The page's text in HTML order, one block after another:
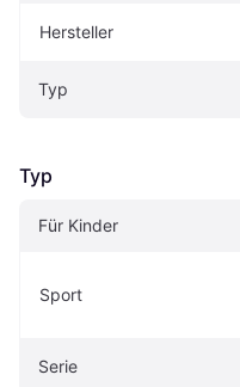
Hersteller
Typ
Typ
Für Kinder
Sport
Serie